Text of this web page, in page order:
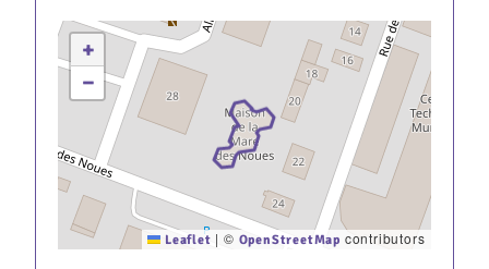
+
−
Leaflet | © OpenStreetMap contributors